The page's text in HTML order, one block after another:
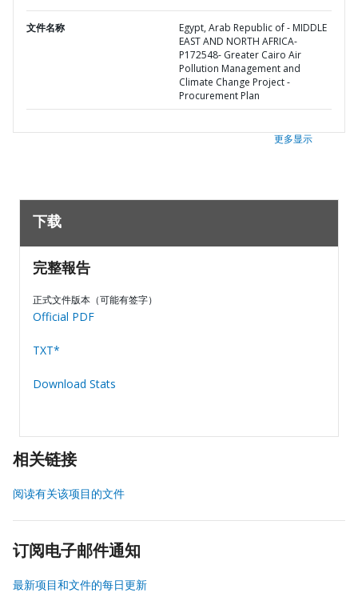
文件名称
Egypt, Arab Republic of - MIDDLE
EAST AND NORTH AFRICA-
P172548- Greater Cairo Air
Pollution Management and
Climate Change Project -
Procurement Plan
更多显示
下载
完整報告
正式文件版本（可能有签字）
Official PDF
TXT*
Download Stats
相关链接
阅读有关该项目的文件
订阅电子邮件通知
最新项目和文件的每日更新